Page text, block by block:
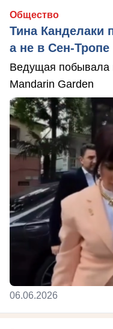
Общество
Тина Канделаки
а не в Сен-Тропе
Ведущая побывала
Mandarin Garden
06.06.2026